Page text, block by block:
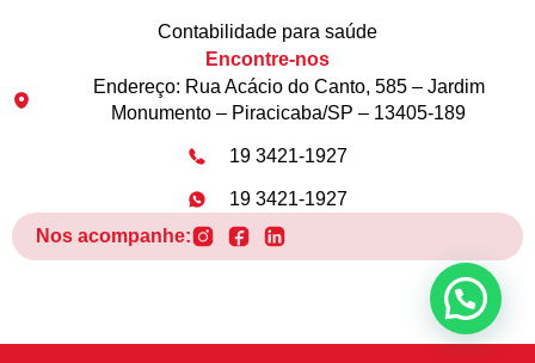
Contabilidade para saúde
Encontre-nos
Endereço: Rua Acácio do Canto, 585 – Jardim
Monumento – Piracicaba/SP – 13405-189
19 3421-1927
19 3421-1927
Nos acompanhe: